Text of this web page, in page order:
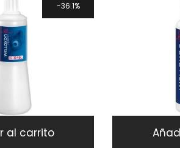
36.1%
al carrito